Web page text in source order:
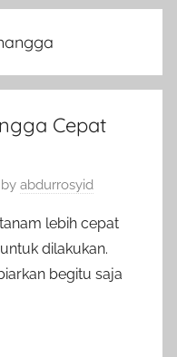
Cepat
by abdurrosyid
lebih cepat
dilakukan.
begitu saja